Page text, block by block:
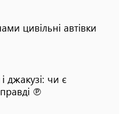
цивільні автівки
джакузі: чи є
℗